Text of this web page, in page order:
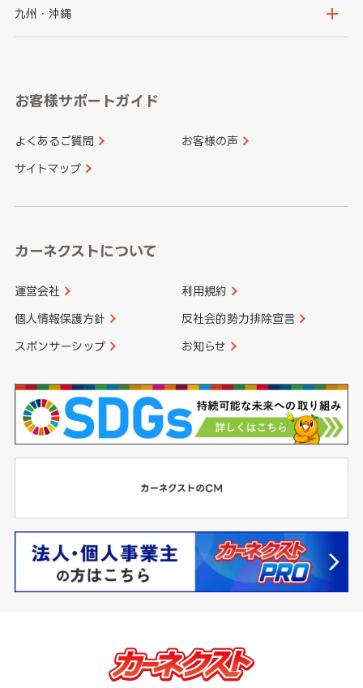
山梨県
愛知県
京都府
和歌山県
鳥取県
山口県
香川県 愛媛県
九州・沖縄
長崎県
大分県 宮崎県
お客様サポートガイド
よくあるご質問 お客様の声
サイトマップ
カーネクストについて
運営会社 利用規約
個人情報保護方針 反社会的勢力排除宣言
スポンサーシップ お知らせ